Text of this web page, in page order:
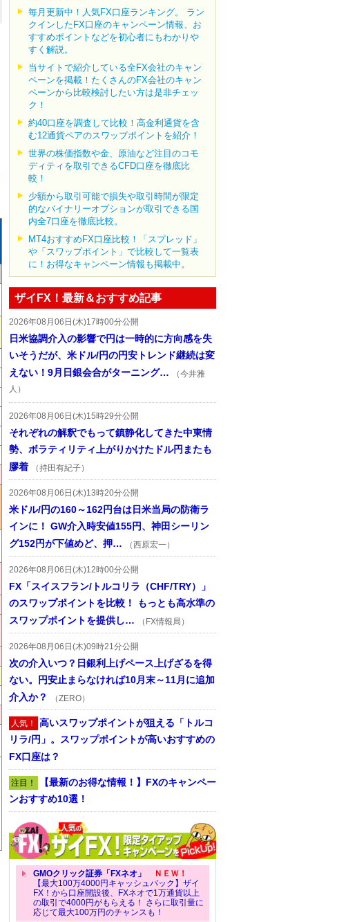
毎月更新中！人気FX口座ランキング。 ラン
クインしたFX口座のキャンペーン情報、お
すすめポイントなどを初心者にもわかりや
すく解説。
当サイトで紹介している全FX会社のキャン
ペーンを掲載！たくさんのFX会社のキャン
ペーンから比較検討したい方は是非チェッ
ク！
約40口座を調査して比較！高金利通貨を含
む12通貨ペアのスワップポイントを紹介！
世界の株価指数や金、原油など注目のコモ
ディティを取引できるCFD口座を徹底比
較！
少額から取引可能で損失や取引時間が限定
的なバイナリーオプションが取引できる国
内全7口座を徹底比較。
MT4おすすめFX口座比較！「スプレッド」
や「スワップポイント」で比較して一覧表
に！お得なキャンペーン情報も掲載中。
ザイFX！最新＆おすすめ記事
2026年08月06日(木)17時00分公開
日米協調介入の影響で円は一時的に方向感を失
いそうだが、米ドル/円の円安トレンド継続は変
えない！9月日銀会合がターニング…
（今井雅
人）
2026年08月06日(木)15時29分公開
それぞれの解釈でもって鎮静化してきた中東情
勢、ボラティリティ上がりかけたドル円またも
膠着
（持田有紀子）
2026年08月06日(木)13時20分公開
米ドル/円の160～162円台は日米当局の防衛ラ
インに！ GW介入時安値155円、神田シーリン
グ152円が下値めど、押…
（西原宏一）
2026年08月06日(木)12時00分公開
FX「スイスフラン/トルコリラ（CHF/TRY）」
のスワップポイントを比較！ もっとも高水準の
スワップポイントを提供し…
（FX情報局）
2026年08月06日(木)09時21分公開
次の介入いつ？日銀利上げペース上げざるを得
ない。円安止まらなければ10月末～11月に追加
介入か？
（ZERO）
人気！ 高いスワップポイントが狙える「トルコ
リラ/円」。スワップポイントが高いおすすめの
FX口座は？
注目！ 【最新のお得な情報！】FXのキャンペー
ンおすすめ10選！
GMOクリック証券「FXネオ」
ＮＥＷ！
【最大100万4000円キャッシュバック】ザイ
FX！から口座開設後、FXネオで1万通貨以上
の取引で4000円がもらえる！ さらに取引量に
応じて最大100万円のチャンスも！